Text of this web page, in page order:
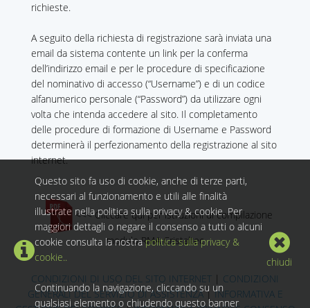
richieste.
A seguito della richiesta di registrazione sarà inviata una
email da sistema contente un link per la conferma
dell’indirizzo email e per le procedure di specificazione
del nominativo di accesso (“Username”) e di un codice
alfanumerico personale (“Password”) da utilizzare ogni
volta che intenda accedere al sito. Il completamento
delle procedure di formazione di Username e Password
determinerà il perfezionamento della registrazione al sito
internet.
<<< Cliccare qui per istruzioni di compilazione
modulo RMA Cristaltec
CONDIZIONI DI USO DEL SITO INTERNET | CONDIZIONI
GENERALI DEL SERVIZIO DI ASSISTENZA |INFORMATIVA E
Questo sito fa uso di cookie, anche di terze parti,
necessari al funzionamento e utili alle finalità
illustrate nella politica sulla privacy & cookie. Per
maggiori dettagli o negare il consenso a tutti o alcuni
cookie consulta la nostrapolitica sulla privacy &
cookie..
Continuando la navigazione, cliccando su un
qualsiasi elemento o chiudendo questo banner
chiudi